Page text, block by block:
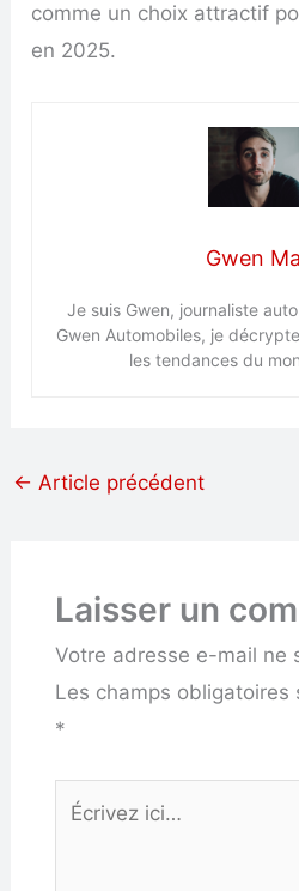
comme un choix attractif
en 2025.
Gwen
Je suis Gwen, journaliste
Gwen Automobiles, je
les tendances du
← Article précédent
Laisser un
Votre adresse e-mail ne
Les champs obligatoires
*
Écrivez